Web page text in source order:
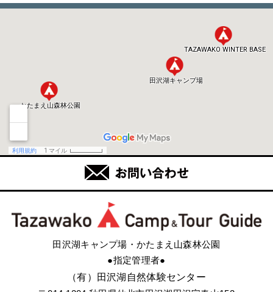
田沢湖キャンプ場・かたまえ山森林公園
●指定管理者●
（有）田沢湖自然体験センター